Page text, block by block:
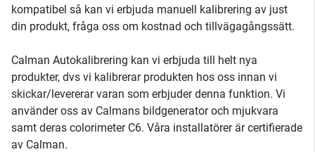
kompatibel så kan vi erbjuda manuell kalibrering av just
din produkt, fråga oss om kostnad och tillvägagångssätt.
Calman Autokalibrering kan vi erbjuda till helt nya
produkter, dvs vi kalibrerar produkten hos oss innan vi
skickar/levererar varan som erbjuder denna funktion. Vi
använder oss av Calmans bildgenerator och mjukvara
samt deras colorimeter C6. Våra installatörer är certifierade
av Calman.